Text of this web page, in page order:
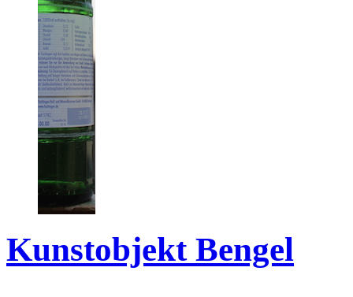
Kunstobjekt Bengel